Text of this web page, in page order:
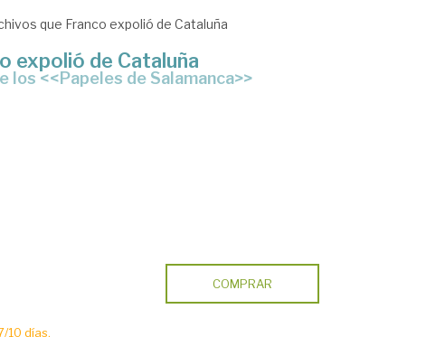
que Franco expolió de Cataluña
expolió de Cataluña
los <<Papeles de Salamanca>>
10 días.
COMPRAR